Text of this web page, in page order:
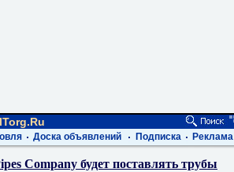
Доска объявлений Подписка Реклама
Company будет поставлять трубы